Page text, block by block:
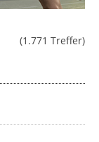
(1.771 Treffer)